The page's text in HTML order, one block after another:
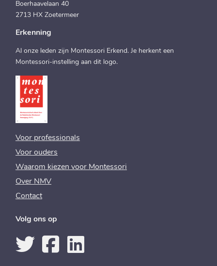
Boerhaavelaan 40
2713 HX Zoetermeer
Erkenning
Al onze leden zijn Montessori Erkend. Je herkent een
Montessori-instelling aan dit logo.
Voor professionals
Voor ouders
Waarom kiezen voor Montessori
Over NMV
Contact
Volg ons op